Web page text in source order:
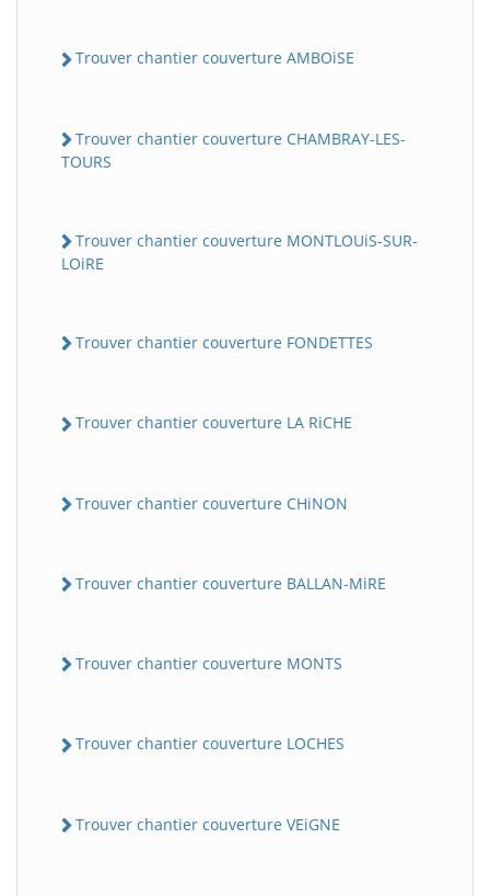
Trouver chantier couverture AMBOiSE
Trouver chantier couverture CHAMBRAY-LES-
TOURS
Trouver chantier couverture MONTLOUiS-SUR-
LOiRE
Trouver chantier couverture FONDETTES
Trouver chantier couverture LA RiCHE
Trouver chantier couverture CHiNON
Trouver chantier couverture BALLAN-MiRE
Trouver chantier couverture MONTS
Trouver chantier couverture LOCHES
Trouver chantier couverture VEiGNE